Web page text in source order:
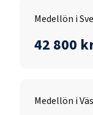
Medellön i
42 800
Medellön i